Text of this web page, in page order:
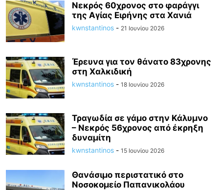
Νεκρός 60χρονος στο φαράγγι
της Αγίας Ειρήνης στα Χανιά
kwnstantinos - 21 Ιουνίου 2026
Έρευνα για τον θάνατο 83χρονης
στη Χαλκιδική
kwnstantinos - 18 Ιουνίου 2026
Τραγωδία σε γάμο στην Κάλυμνο
– Νεκρός 56χρονος από έκρηξη
δυναμίτη
kwnstantinos - 15 Ιουνίου 2026
Θανάσιμο περιστατικό στο
Νοσοκομείο Παπανικολάου